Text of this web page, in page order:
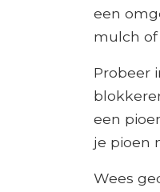
een
mulch
Probeer
een
je pioen
Wees